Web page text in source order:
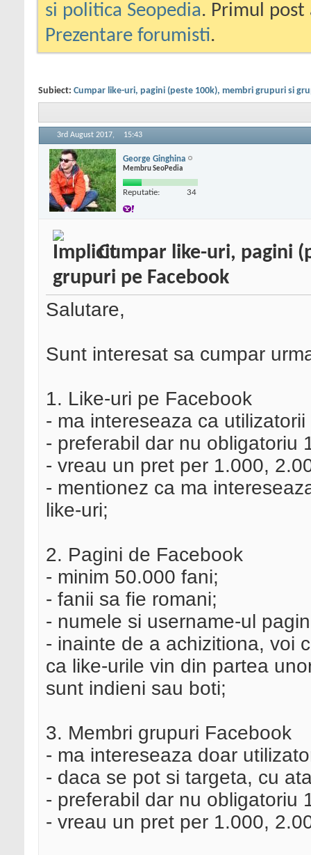
si politica Seopedia. Primul
Prezentare forumisti.
Subiect: Cumpar like-uri, pagini (peste 100k), membri grupuri si
3rd August 2017, 15:43
George Ginghina
Membru SeoPedia
Reputatie: 34
Cumpar like-uri, pagini
grupuri pe Facebook
Salutare,
Sunt interesat sa cumpar
1. Like-uri pe Facebook
- ma intereseaza ca
- preferabil dar nu obligatoriu
- vreau un pret per 1.000,
- mentionez ca ma
like-uri;
2. Pagini de Facebook
- minim 50.000 fani;
- fanii sa fie romani;
- numele si username-ul
- inainte de a achizitiona, voi
ca like-urile vin din partea
sunt indieni sau boti;
3. Membri grupuri Facebook
- ma intereseaza doar
- daca se pot si targeta, cu
- preferabil dar nu obligatoriu
- vreau un pret per 1.000,